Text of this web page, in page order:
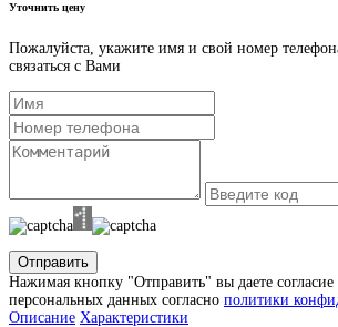
Уточнить цену
Пожалуйста, укажите имя и свой номер
связаться с Вами
Отправить
Нажимая кнопку "Отправить" вы даете согласие
персональных данных согласно политики
Описание Характеристики